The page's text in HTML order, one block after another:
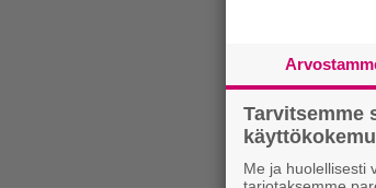
Tarvitsemme
Me ja huolellisesti